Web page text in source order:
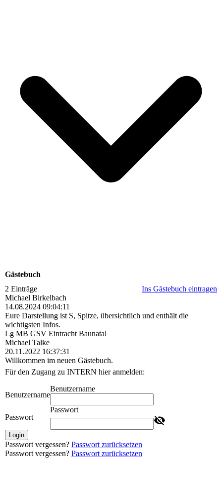
Gästebuch
2 Einträge
Ins Gästebuch eintragen
Michael Birkelbach
14.08.2024 09:04:11
Eure Darstellung ist S, Spitze, übersichtlich und enthält die
wichtigsten Infos.
Lg MB GSV Eintracht Baunatal
Michael Talke
20.11.2022 16:37:31
Willkommen im neuen Gästebuch.
Für den Zugang zu INTERN hier anmelden:
Benutzername
Benutzername
Passwort
Passwort
Login
Passwort vergessen? Passwort zurücksetzen
Passwort vergessen? Passwort zurücksetzen